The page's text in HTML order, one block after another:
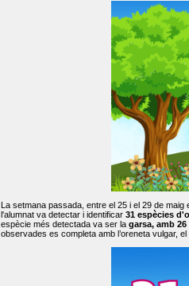
La setmana passada, entre el 25 i el 29 de
l'alumnat va detectar i identificar 31 espècies
espècie més detectada va ser la garsa, amb
observades es completa amb l’oreneta vulgar,